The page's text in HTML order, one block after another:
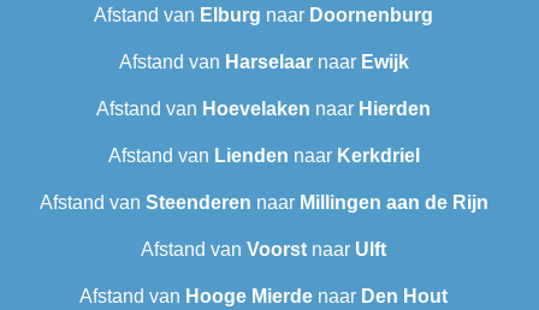
Afstand van Elburg naar Doornenburg
Afstand van Harselaarnaar Ewijk
Afstand van Hoevelaken naar Hierden
Afstand van Lienden naar Kerkdriel
Afstand van Steenderen naar Millingen aan de Rijn
Afstand van Voorst naar Ulft
Afstand van Hooge Mierde naar Den Hout